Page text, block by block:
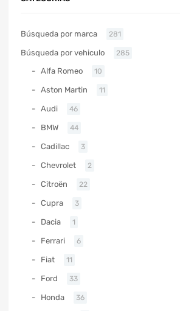
Búsqueda por marca 281
Búsqueda por vehiculo 285
Alfa Romeo 10
Aston Martin 11
Audi 46
BMW 44
Cadillac 3
Chevrolet 2
Citroën 22
Cupra 3
Dacia 1
Ferrari 6
Fiat 11
Ford 33
Honda 36